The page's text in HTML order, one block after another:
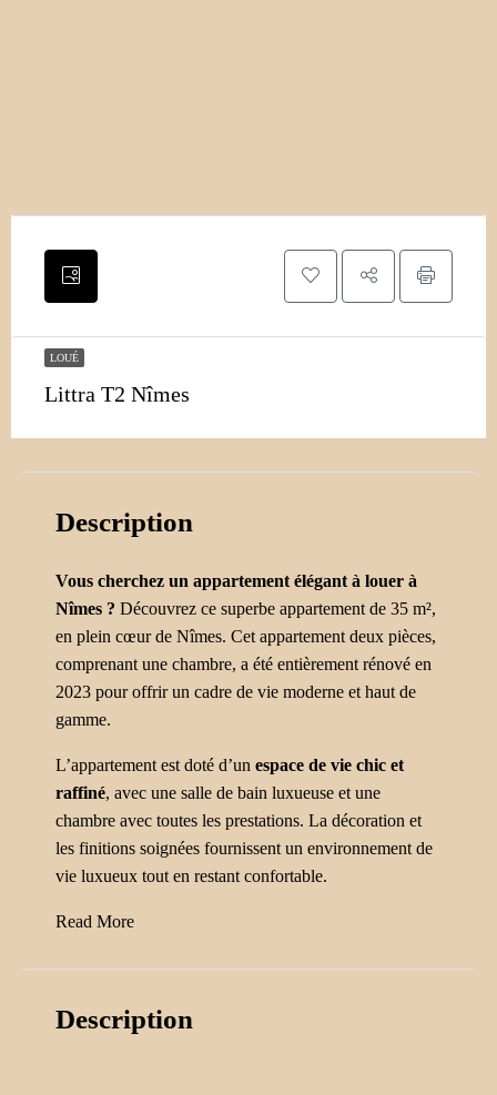
LOUÉ
Littra T2 Nîmes
Description
Vous cherchez un appartement élégant à louer à
Nîmes ? Découvrez ce superbe appartement de 35 m²,
en plein cœur de Nîmes. Cet appartement deux pièces,
comprenant une chambre, a été entièrement rénové en
2023 pour offrir un cadre de vie moderne et haut de
gamme.
L’appartement est doté d’un espace de vie chic et
raffiné, avec une salle de bain luxueuse et une
chambre avec toutes les prestations. La décoration et
les finitions soignées fournissent un environnement de
vie luxueux tout en restant confortable.
Read More
Description